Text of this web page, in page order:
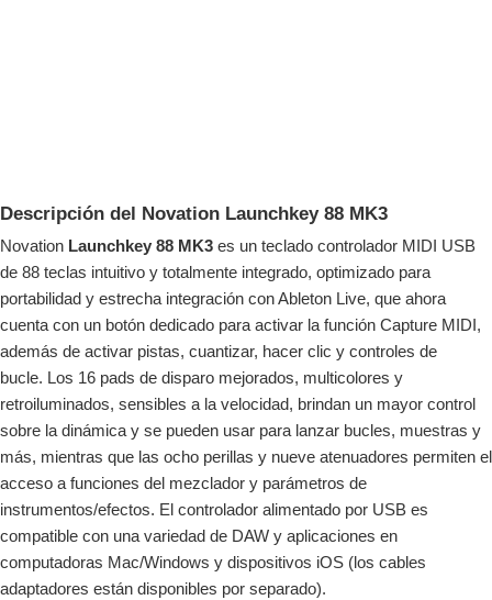
Descripción del Novation Launchkey 88 MK3
Novation Launchkey 88 MK3 es un teclado controlador MIDI USB
de 88 teclas intuitivo y totalmente integrado, optimizado para
portabilidad y estrecha integración con Ableton Live, que ahora
cuenta con un botón dedicado para activar la función Capture MIDI,
además de activar pistas, cuantizar, hacer clic y controles de
bucle. Los 16 pads de disparo mejorados, multicolores y
retroiluminados, sensibles a la velocidad, brindan un mayor control
sobre la dinámica y se pueden usar para lanzar bucles, muestras y
más, mientras que las ocho perillas y nueve atenuadores permiten el
acceso a funciones del mezclador y parámetros de
instrumentos/efectos. El controlador alimentado por USB es
compatible con una variedad de DAW y aplicaciones en
computadoras Mac/Windows y dispositivos iOS (los cables
adaptadores están disponibles por separado).